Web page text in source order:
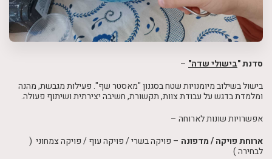
סדנת "בישולי שדה" –
בישול בשילוב מיומנויות שטח בסגנון "מאסטר שף". פעילות מגבשת, מהנה
ומלמדת בדגש על עבודת צוות, תקשורת, חשיבה יצירתית ושיתוף פעולה.
אפשרויות שונות לארוחה –
ארוחת פויקה / מדפונה – פויקה בשרי / פויקה עוף / פויקה צמחוני (
לבחירה )